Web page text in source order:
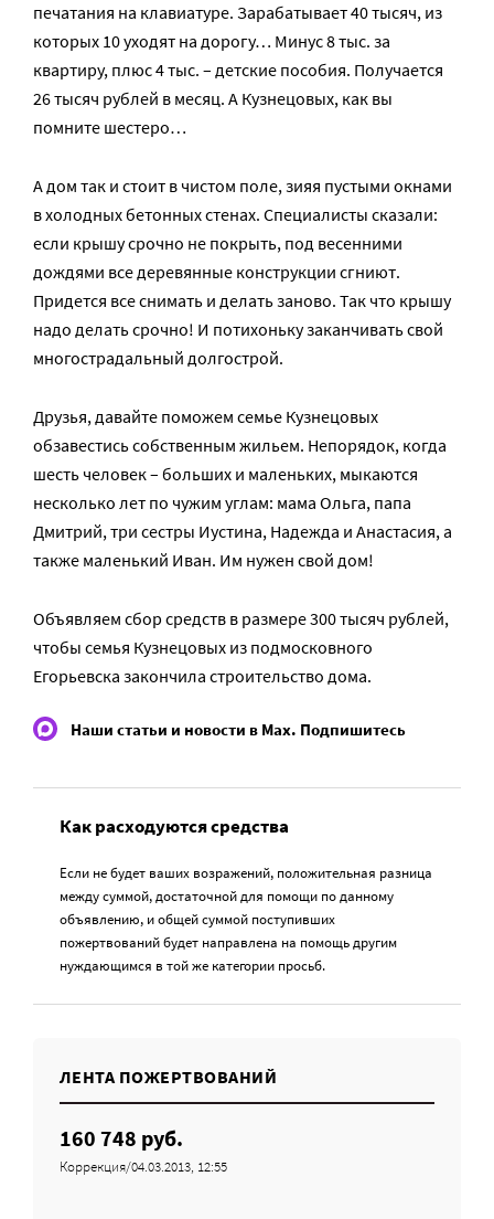
печатания на клавиатуре. Зарабатывает 40 тысяч, из
которых 10 уходят на дорогу… Минус 8 тыс. за
квартиру, плюс 4 тыс. – детские пособия. Получается
26 тысяч рублей в месяц. А Кузнецовых, как вы
помните шестеро…
А дом так и стоит в чистом поле, зияя пустыми окнами
в холодных бетонных стенах. Специалисты сказали:
если крышу срочно не покрыть, под весенними
дождями все деревянные конструкции сгниют.
Придется все снимать и делать заново. Так что крышу
надо делать срочно! И потихоньку заканчивать свой
многострадальный долгострой.
Друзья, давайте поможем семье Кузнецовых
обзавестись собственным жильем. Непорядок, когда
шесть человек – больших и маленьких, мыкаются
несколько лет по чужим углам: мама Ольга, папа
Дмитрий, три сестры Иустина, Надежда и Анастасия, а
также маленький Иван. Им нужен свой дом!
Объявляем сбор средств в размере 300 тысяч рублей,
чтобы семья Кузнецовых из подмосковного
Егорьевска закончила строительство дома.
Наши статьи и новости в Max. Подпишитесь
Как расходуются средства
Если не будет ваших возражений, положительная разница
между суммой, достаточной для помощи по данному
объявлению, и общей суммой поступивших
пожертвований будет направлена на помощь другим
нуждающимся в той же категории просьб.
ЛЕНТА ПОЖЕРТВОВАНИЙ
160 748 руб.
Коррекция/04.03.2013, 12:55